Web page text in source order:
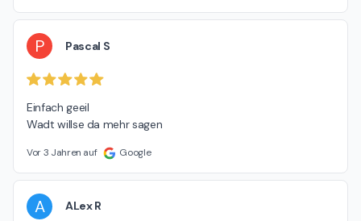
P Pascal S
Einfach geeil
Wadt willse da mehr sagen
Vor 3 Jahren auf Google
A ALex R